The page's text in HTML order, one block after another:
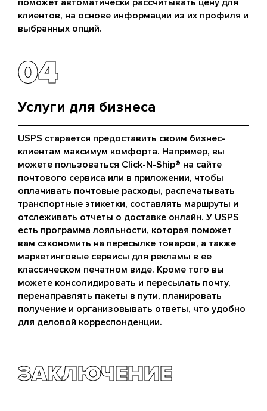
поможет автоматически рассчитывать цену для
клиентов, на основе информации из их профиля и
выбранных опций.
04
04
Услуги для бизнеса
USPS старается предоставить своим бизнес-
клиентам максимум комфорта. Например, вы
можете пользоваться Click-N-Ship® на сайте
почтового сервиса или в приложении, чтобы
оплачивать почтовые расходы, распечатывать
транспортные этикетки, составлять маршруты и
отслеживать отчеты о доставке онлайн. У USPS
есть программа лояльности, которая поможет
вам сэкономить на пересылке товаров, а также
маркетинговые сервисы для рекламы в ее
классическом печатном виде. Кроме того вы
можете консолидировать и пересылать почту,
перенаправлять пакеты в пути, планировать
получение и организовывать ответы, что удобно
для деловой корреспонденции.
ЗАКЛЮЧЕНИЕ